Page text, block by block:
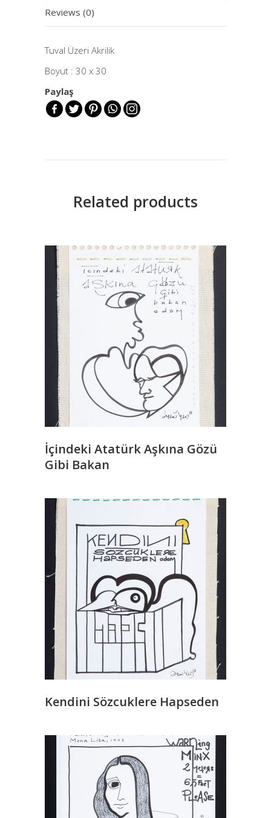
Reviews (0)
Tuval Üzeri Akrilik
Boyut : 30 x 30
Paylaş
Related products
READ MORE
İçindeki Atatürk Aşkına Gözü
Gibi Bakan
READ MORE
Kendini Sözcuklere Hapseden